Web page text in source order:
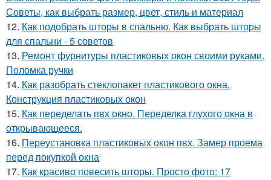
Советы, как выбрать размер, цвет, стиль и материал
12. Как подобрать шторы в спальню. Как выбрать шторы
для спальни - 5 советов
13. Ремонт фурнитуры пластиковых окон своими руками.
Поломка ручки
14. Как разобрать стеклопакет пластикового окна.
Конструкция пластиковых окон
15. Как переделать пвх окно. Переделка глухого окна в
открывающееся.
16. Переустановка пластиковых окон пвх. Замер проема
перед покупкой окна
17. Как красиво повесить шторы. Просто фото: 17